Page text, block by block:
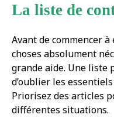
La liste de
Avant de commencer
choses absolument
grande aide. Une liste
d’oublier les
Priorisez des articles
différentes situations.